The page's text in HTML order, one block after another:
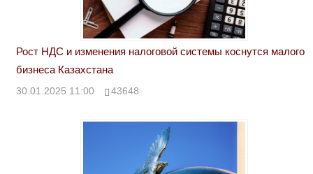
Рост НДС и изменения налоговой системы коснутся малого
бизнеса Казахстана
30.01.2025 11:00 43648